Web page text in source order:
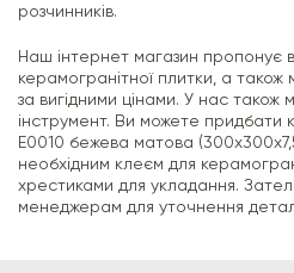
розчинників.
Наш інтернет магазин пропонує
керамогранітної плитки, а також
за вигідними цінами. У нас також
інструмент. Ви можете придбати
E0010 бежева матова
необхідним клеєм для
хрестиками для укладання.
менеджерам для уточнення